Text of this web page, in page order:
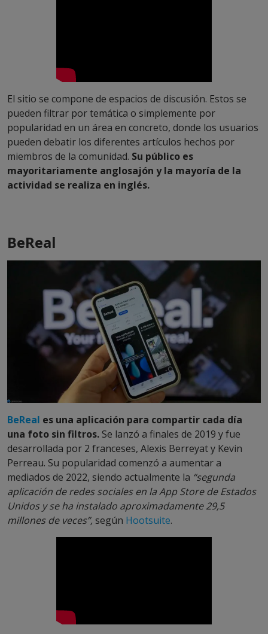
El sitio se compone de espacios de discusión. Estos se
pueden filtrar por temática o simplemente por
popularidad en un área en concreto, donde los usuarios
pueden debatir los diferentes artículos hechos por
miembros de la comunidad. Su público es
mayoritariamente anglosajón y la mayoría de la
actividad se realiza en inglés.
BeReal
BeReal es una aplicación para compartir cada día
una foto sin filtros. Se lanzó a finales de 2019 y fue
desarrollada por 2 franceses, Alexis Berreyat y Kevin
Perreau. Su popularidad comenzó a aumentar a
mediados de 2022, siendo actualmente la “segunda
aplicación de redes sociales en la App Store de Estados
Unidos y se ha instalado aproximadamente 29,5
millones de veces”, según Hootsuite.